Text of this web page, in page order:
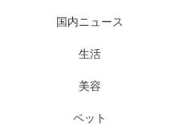
国内ニュース
生活
美容
ペット